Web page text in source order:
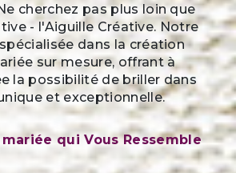
cherchez pas plus loin que
- l'Aiguille Créative. Notre
dans la création
sur mesure, offrant à
la possibilité de briller dans
et exceptionnelle.
qui Vous Ressemble